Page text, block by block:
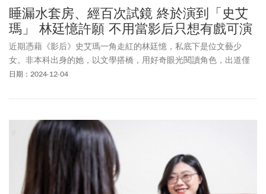
睡漏水套房、經百次試鏡 終於演到「史艾
瑪」 林廷憶許願 不用當影后只想有戲可演
近期憑藉《影后》史艾瑪一角走紅的林廷憶，私底下是位文藝少
女。非本科出身的她，以文學搭橋，用好奇眼光閱讀角色，出道僅
四年，便成功蛻變實力派演員。
日期：2024-12-04